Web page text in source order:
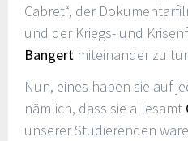
Cabret“, der
und der Kriegs- und
Bangert miteinander zu
Nun, eines haben sie auf
nämlich, dass sie allesamt
unserer Studierenden